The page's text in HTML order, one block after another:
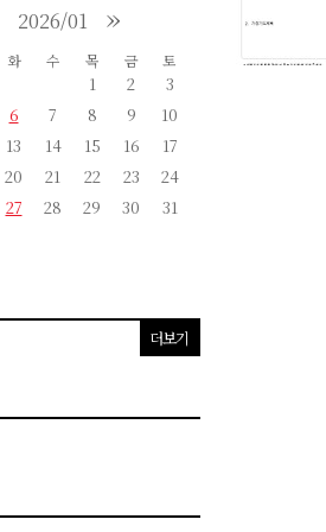
2026/01 »
화 수 목 금 토
1 2
3
6 7 8 9
10
13 14 15 16
17
20 21 22 23
24
27 28 29 30 31
더보기